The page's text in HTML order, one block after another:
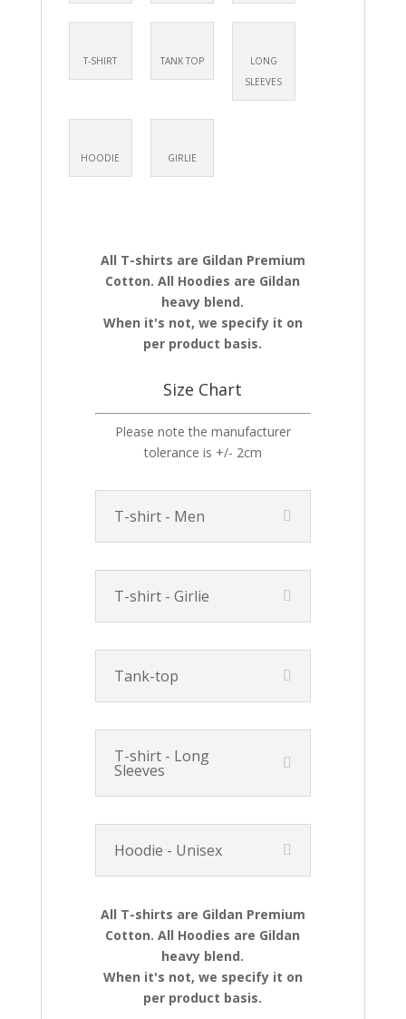
T-SHIRT TANK TOP
LONG
SLEEVES
HOODIE GIRLIE
All T-shirts are Gildan Premium
Cotton. All Hoodies are Gildan
heavy blend.
When it's not, we specify it on
per product basis.
Size Chart
Please note the manufacturer
tolerance is +/- 2cm
T-shirt - Men
T-shirt - Girlie
Tank-top
T-shirt - Long
Sleeves
Hoodie - Unisex
All T-shirts are Gildan Premium
Cotton. All Hoodies are Gildan
heavy blend.
When it's not, we specify it on
per product basis.